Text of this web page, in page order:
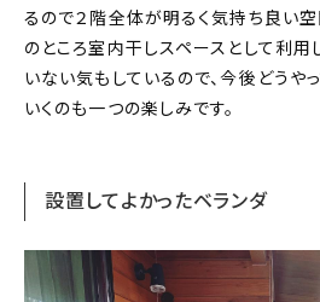
るので２階全体が明るく気持ち良い空
のところ室内干しスペースとして利用
いない気もしているので、今後どうや
いくのも一つの楽しみです。
設置してよかったベランダ